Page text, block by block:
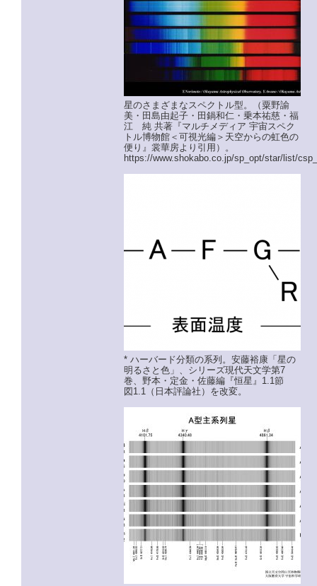
星のさまざまなスペクトル型。（粟野諭
美・田島由起子・田鍋和仁・乗本祐慈・福
江 純 共著『マルチメディア 宇宙スペク
トル博物館＜可視光編＞天空からの虹色の
便り』裳華房より引用）。
https://www.shokabo.co.jp/sp_opt/star/list/
* ハーバード分類の系列。安藤裕康「星の
明るさと色」、シリーズ現代天文学第7
巻、野本・定金・佐藤編『恒星』1.1節
図1.1（日本評論社）を改変。